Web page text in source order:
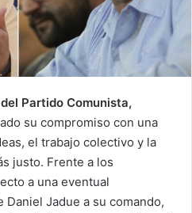
Partido Comunista,
su compromiso con una
el trabajo colectivo y la
justo. Frente a los
a una eventual
Jadue a su comando,